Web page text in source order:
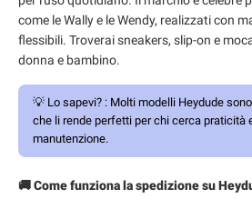
come le Wally e le Wendy, realizzati con
flessibili. Troverai sneakers, slip-on e
donna e bambino.
💡 Lo sapevi? : Molti modelli Heydude
che li rende perfetti per chi cerca praticità
manutenzione.
🚚 Come funziona la spedizione su